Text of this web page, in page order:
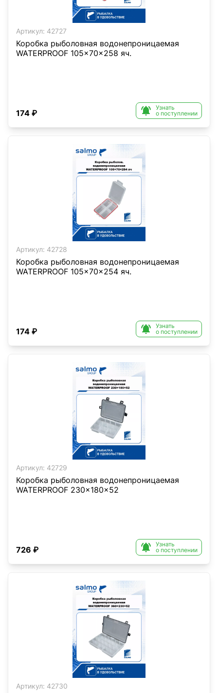
Артикул: 42727
Коробка рыболовная водонепроницаемая
WATERPROOF 105×70×258 яч.
174 ₽ 
Узнать
о поступлении
Артикул: 42728
Коробка рыболовная водонепроницаемая
WATERPROOF 105×70×254 яч.
174 ₽ 
Узнать
о поступлении
Артикул: 42729
Коробка рыболовная водонепроницаемая
WATERPROOF 230×180×52
726 ₽ 
Узнать
о поступлении
Артикул: 42730